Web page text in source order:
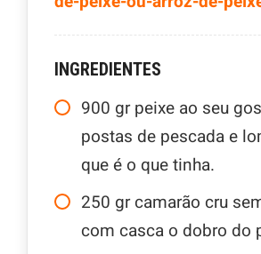
INGREDIENTES
900 gr peixe ao seu
postas de pescada e
que é o que tinha.
250 gr camarão cru
com casca o dobro do